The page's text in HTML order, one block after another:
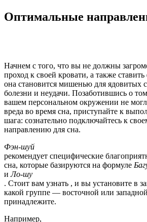
Оптимальные
Начнем с того, что вы не должны
проход к своей кровати, а также ставить
она становится мишенью для ядовитых
болезни и неудачи. Позаботившись о
вашем персональном окружении не
вреда во время сна, приступайте к
шага: сознательно подключайтесь к
направлению для сна.
Фэн-шуй
рекомендует специфические
сна, которые базируются на формуле
иЛо-шу
. Стоит вам узнать , и вы установите в
какой группе — восточной или
принадлежите.
Например,